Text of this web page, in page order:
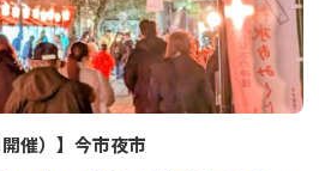
い。
催）】今市夜市